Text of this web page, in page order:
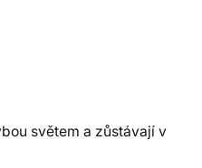
světem a zůstávají v